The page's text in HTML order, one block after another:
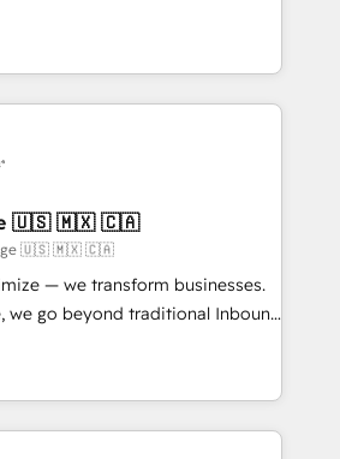
transformation, including a
with a focus on ROI and
journey that sets your
term success. Unlock your
when?
avons l'intime conviction que la
passe par l’innovation web,
et la relation client ! C'est
sont à la fois capables de
stratégie digitale et le pilotage
: 🧽 Nettoyage,
des bases de données. 🚀
interfaces avec vos logiciels
utilisateurs 🎓
🇺🇸 🇲🇽 🇨🇦
🇺🇸 🇲🇽 🇨🇦
— we transform businesses.
we go beyond traditional Inbound
exclusive methodologies:
Together, they form a powerful
driven success for over 800
we